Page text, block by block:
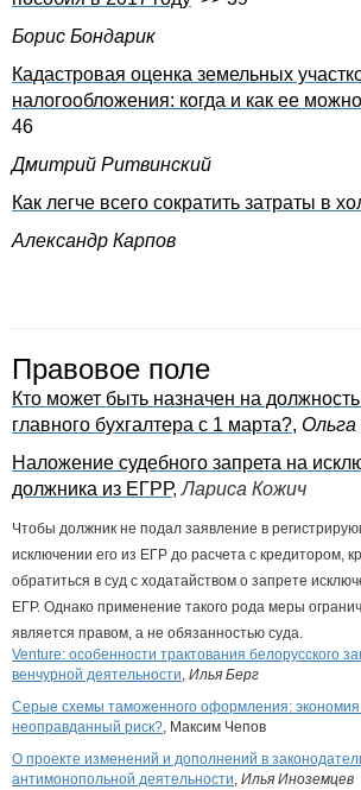
Борис Бондарик
Кадастровая оценка земельных
налогообложения: когда и как ее
46
Дмитрий Ритвинский
Как легче всего сократить затраты в
Александр Карпов
Правовое поле
Кто может быть назначен на должность
главного бухгалтера с 1 марта?,
Наложение судебного запрета на
должника из ЕГРР,Лариса Кожич
Чтобы должник не подал заявление в
исключении его из ЕГР до расчета с кредитором,
обратиться в суд с ходатайством о запрете
ЕГР. Однако применение такого рода меры
является правом, а не обязанностью суда.
Venture: особенности трактования белорусского
венчурной деятельности Илья Берг
Серые схемы таможенного оформления: экономия
неоправданный риск? , Максим Чепов
О проекте изменений и дополнений в
антимонопольной деятельности Илья Иноземцев